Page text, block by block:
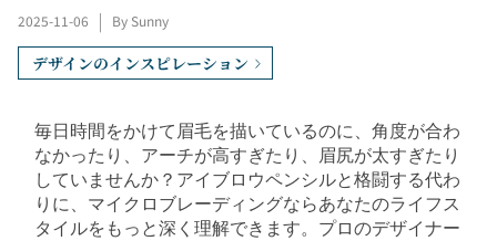
2025-11-06 By Sunny
デザインのインスピレーション
毎日時間をかけて眉毛を描いているのに、角度が合わ
なかったり、アーチが高すぎたり、眉尻が太すぎたり
していませんか？アイブロウペンシルと格闘する代わ
りに、マイクロブレーディングならあなたのライフス
タイルをもっと深く理解できます。プロのデザイナー